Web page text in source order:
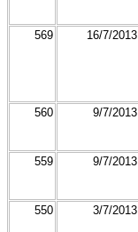
569 16/7/2013
560 9/7/2013
559 9/7/2013
550 3/7/2013